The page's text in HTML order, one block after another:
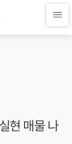
현 매물 나